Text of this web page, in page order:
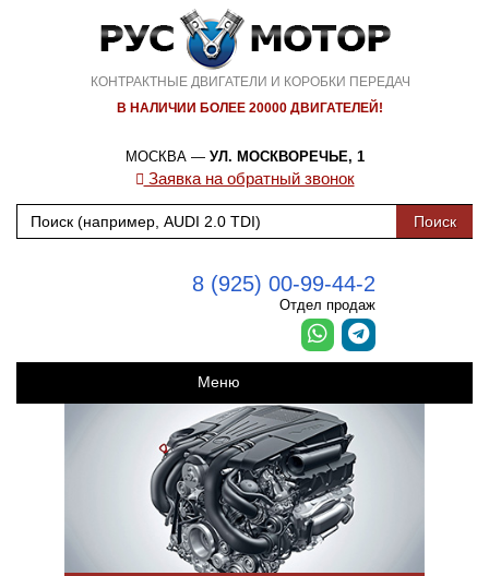
КОНТРАКТНЫЕ ДВИГАТЕЛИ И КОРОБКИ ПЕРЕДАЧ
В НАЛИЧИИ БОЛЕЕ 20000 ДВИГАТЕЛЕЙ!
МОСКВА — УЛ. МОСКВОРЕЧЬЕ, 1
Заявка на обратный звонок
8 (925) 00-99-44-2
Отдел продаж
Меню